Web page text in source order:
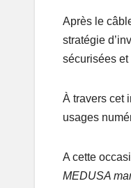
Après le
stratégie
sécurisées
À travers cet
usages
A cette
MEDUSA